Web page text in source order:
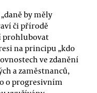
by měly
či přírodě
prohlubovat
na principu „kdo
ve zdanění
a zaměstnanců,
o progresivním